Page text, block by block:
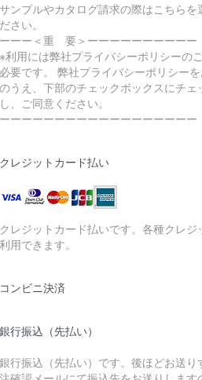
サンプルやカタログ請求の際はこちらを
ださい。
ーーー＜重 要＞ーーーーーーーーーー
※利用には弊社プライバシーポリシーの
必要です。 弊社プライバシーポリシー
のうえ、下部のチェックボックスにチェ
し、ご同意ください。
ーーーーーーーーーーーーーーーーーー
クレジットカード払い
クレジットカード払いです。各種クレジ
利用できます。
コンビニ決済
銀行振込（先払い）
銀行振込（先払い）です。後ほどお送り